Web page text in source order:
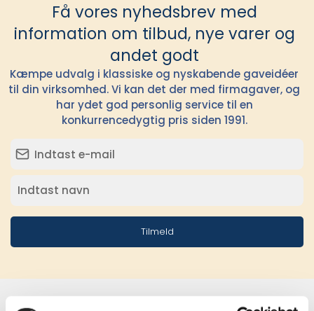
Få vores nyhedsbrev med
information om tilbud, nye varer og
andet godt
Kæmpe udvalg i klassiske og nyskabende gaveidéer
til din virksomhed. Vi kan det der med firmagaver, og
har ydet god personlig service til en
konkurrencedygtig pris siden 1991.
Tilmeld